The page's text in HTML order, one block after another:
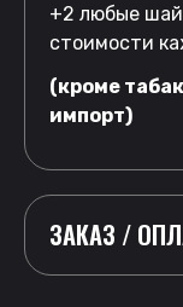
+2 любые
стоимости
(кроме
импорт)
ЗАКАЗ /